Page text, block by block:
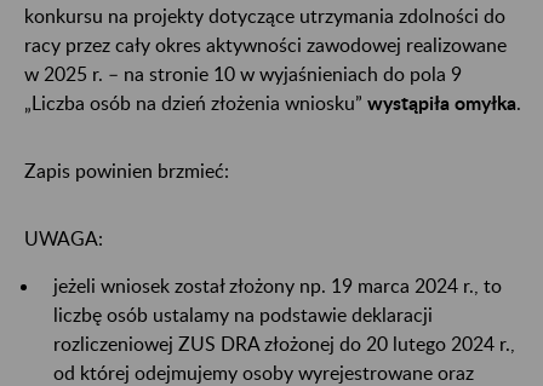
konkursu na projekty dotyczące utrzymania zdolności do
racy przez cały okres aktywności zawodowej realizowane
w 2025 r. – na stronie 10 w wyjaśnieniach do pola 9
„Liczba osób na dzień złożenia wniosku” wystąpiła omyłka.
Zapis powinien brzmieć:
UWAGA:
jeżeli wniosek został złożony np. 19 marca 2024 r., to
liczbę osób ustalamy na podstawie deklaracji
rozliczeniowej ZUS DRA złożonej do 20 lutego 2024 r.,
od której odejmujemy osoby wyrejestrowane oraz